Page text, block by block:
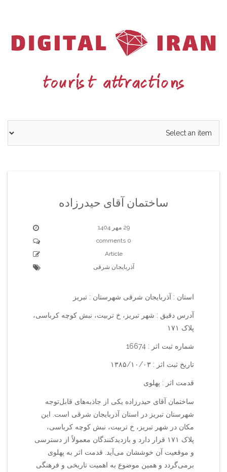
ساختمان آقای حیدرزاده
29 مهر 1404
0 comments
Article
آذربایجان شرقی
استان : آذربایجان شرقی شهرستان : تبریز
آدرس دقیق : شهر تبریز، خ تربیت، نبش کوچه کرباسی،
پلاک ۱۷۱
شماره ثبت اثر : 16674
تاریخ ثبت اثر : ۱۳۸۵/۱۰/۰۳
قدمت اثر : پهلوی
ساختمان آقای حیدرزاده یکی از جاذبه‌های قابل‌توجه
شهرستان تبریز در استان آذربایجان شرقی است. این
مکان در شهر تبریز، خ تربیت، نبش کوچه کرباسی،
پلاک ۱۷۱ قرار دارد و بازدیدکنندگان معمولاً از دسترسی
و موقعیت آن خوششان می‌آید. قدمت اثر به پهلوی
برمی‌گردد و همین موضوع به اهمیت تاریخی و فرهنگی